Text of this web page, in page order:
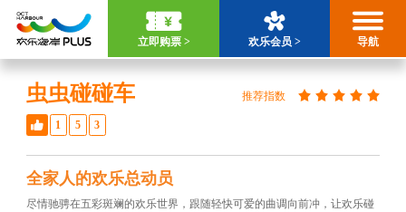
立即购票 > 欢乐会员 > 导航
虫虫碰碰车
1 5 3
推荐指数
全家人的欢乐总动员
尽情驰骋在五彩斑斓的欢乐世界，跟随轻快可爱的曲调向前冲，让欢乐碰